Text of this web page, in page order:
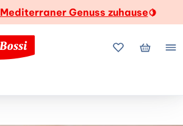
Mediterraner Genuss zuhause🍋
MeineMein